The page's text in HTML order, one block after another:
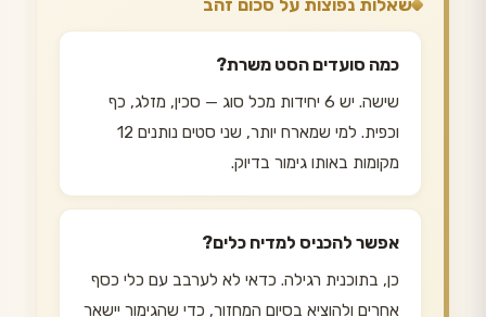
שאלות נפוצות על סכום זהב
כמה סועדים הסט משרת?
שישה. יש 6 יחידות מכל סוג — סכין, מזלג, כף
וכפית. למי שמארח יותר, שני סטים נותנים 12
מקומות באותו גימור בדיוק.
אפשר להכניס למדיח כלים?
כן, בתוכנית רגילה. כדאי לא לערבב עם כלי כסף
אחרים ולהוציא בסיום המחזור, כדי שהגימור יישאר